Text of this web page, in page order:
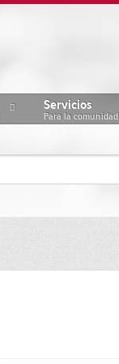
Servicios
Para la comunidad